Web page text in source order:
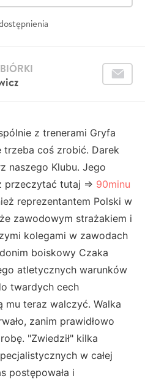
z trenerami Gryfa
trzeba coś zrobić. Darek
naszego Klubu. Jego
tutaj => 90minu
reprezentantem Polski w
zawodowym strażakiem i
kolegami w zawodach
boiskowy Czaka
atletycznych warunków
twardych cech
mu teraz walczyć. Walka
zanim prawidłowo
"Zwiedził" kilka
w całej
postępowała i